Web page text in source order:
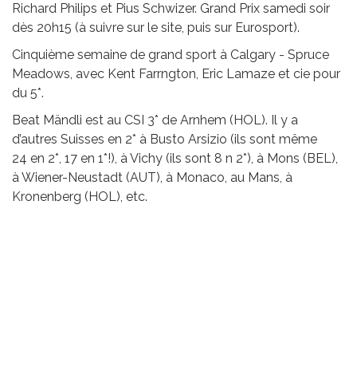
Richard Philips et Pius Schwizer. Grand Prix samedi soir
dès 20h15 (à suivre sur le site, puis sur Eurosport).
Cinquième semaine de grand sport à Calgary - Spruce
Meadows, avec Kent Farrngton, Eric Lamaze et cie pour
du 5*.
Beat Mändli est au CSI 3* de Arnhem (HOL). Il y a
d’autres Suisses en 2* à Busto Arsizio (ils sont même
24 en 2*, 17 en 1*!), à Vichy (ils sont 8 n 2*), à Mons (BEL),
à Wiener-Neustadt (AUT), à Monaco, au Mans, à
Kronenberg (HOL), etc.